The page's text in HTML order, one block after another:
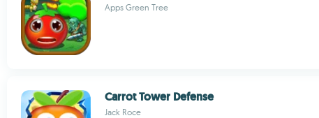
Apps Green Tree
Carrot Tower Defense
Jack Roce